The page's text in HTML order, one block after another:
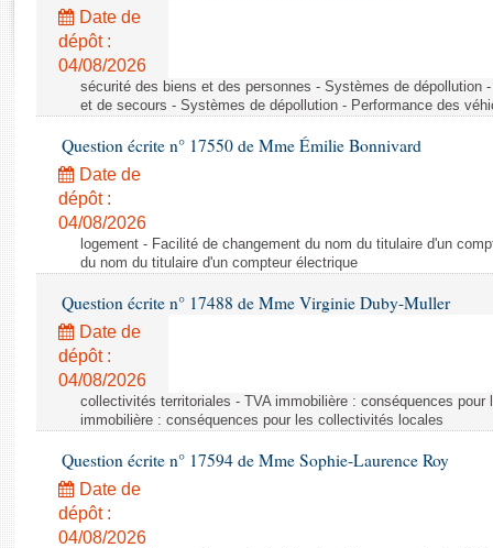
Rapports législatifs
Rapports sur l'application des lois
Baromètre de l’application des lois
Dossiers législatifs
Budget et sécurité sociale
Questions écrites et orales
Comptes rendus des débats
Date de
dépôt :
04/08/2026
sécurité des biens et des personnes - Systèmes de dépollution
et de secours - Systèmes de dépollution - Performance des
Question écrite n° 17550 de Mme Émilie Bonnivard
Date de
dépôt :
04/08/2026
logement - Facilité de changement du nom du titulaire d'un
du nom du titulaire d'un compteur électrique
Question écrite n° 17488 de Mme Virginie Duby-Muller
Date de
dépôt :
04/08/2026
collectivités territoriales - TVA immobilière : conséquences
immobilière : conséquences pour les collectivités locales
Question écrite n° 17594 de Mme Sophie-Laurence Roy
Date de
dépôt :
04/08/2026